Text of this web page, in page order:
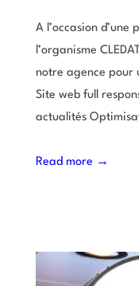
A l’occasion
l’organisme
notre agence pour
Site web full
actualités
Read more →